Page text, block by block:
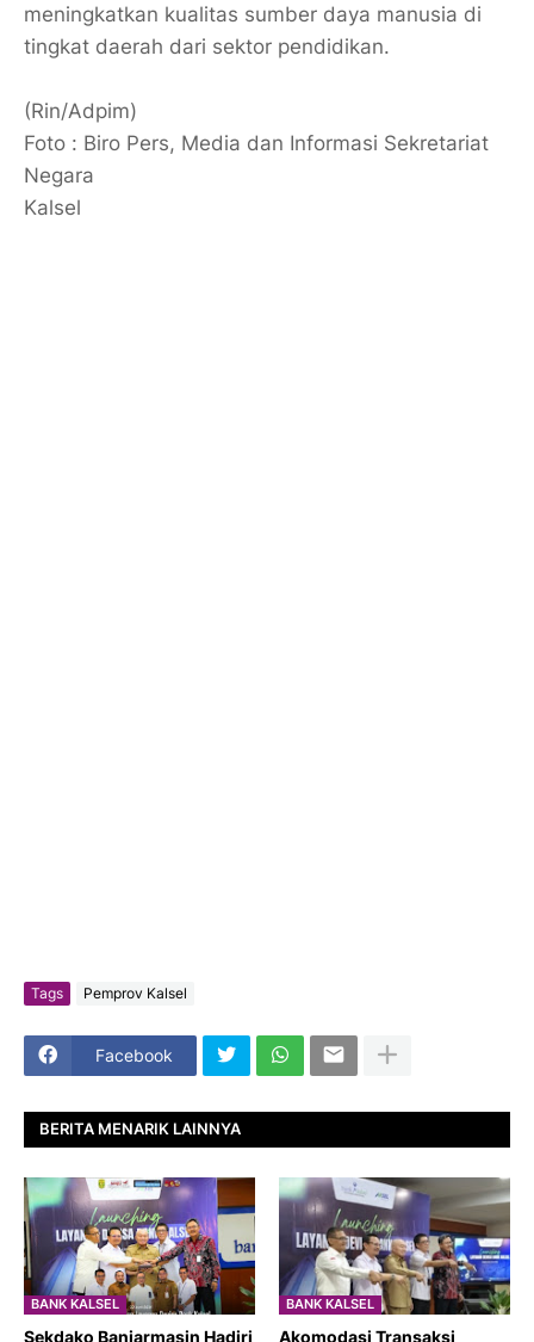
meningkatkan kualitas sumber daya manusia di
tingkat daerah dari sektor pendidikan.
(Rin/Adpim)
Foto : Biro Pers, Media dan Informasi Sekretariat
Negara
Kalsel
Tags Pemprov Kalsel
Facebook
BERITA MENARIK LAINNYA
BANK KALSEL
Sekdako Banjarmasin Hadiri
BANK KALSEL
Akomodasi Transaksi